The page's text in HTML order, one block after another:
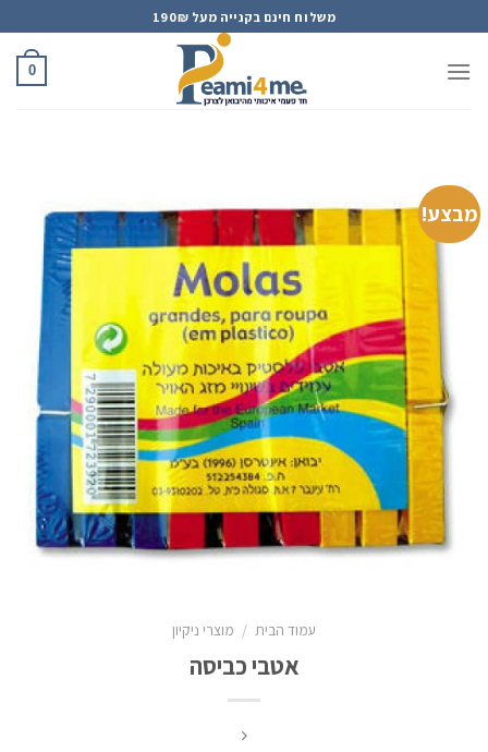
to
content
משלוח חינם בקנייה מעל 190₪
0
מבצע!
עמוד הבית / מוצרי ניקיון
אטבי כביסה